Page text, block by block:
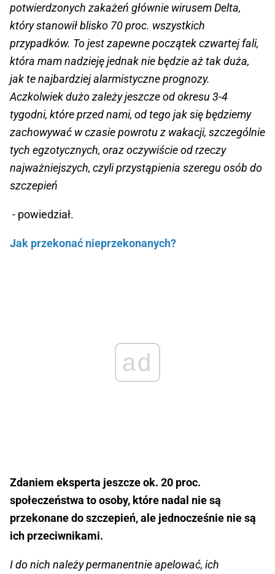
potwierdzonych zakażeń głównie wirusem Delta,
który stanowił blisko 70 proc. wszystkich
przypadków. To jest zapewne początek czwartej fali,
która mam nadzieję jednak nie będzie aż tak duża,
jak te najbardziej alarmistyczne prognozy.
Aczkolwiek dużo zależy jeszcze od okresu 3-4
tygodni, które przed nami, od tego jak się będziemy
zachowywać w czasie powrotu z wakacji, szczególnie
tych egzotycznych, oraz oczywiście od rzeczy
najważniejszych, czyli przystąpienia szeregu osób do
szczepień
- powiedział.
Jak przekonać nieprzekonanych?
ad
Zdaniem eksperta jeszcze ok. 20 proc.
społeczeństwa to osoby, które nadal nie są
przekonane do szczepień, ale jednocześnie nie są
ich przeciwnikami.
I do nich należy permanentnie apelować, ich